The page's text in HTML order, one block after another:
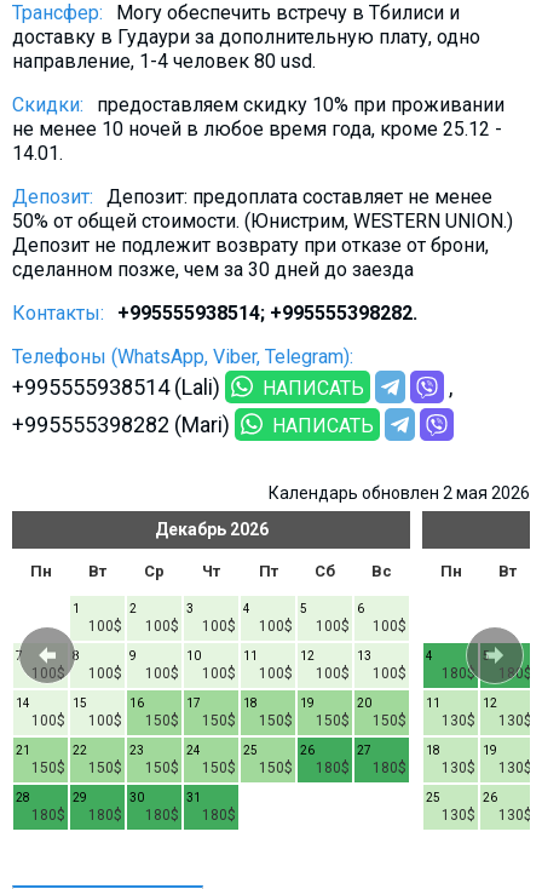
Трансфер:
Могу обеспечить встречу в Тбилиси и
доставку в Гудаури за дополнительную плату, одно
направление, 1-4 человек 80 usd.
Скидки:
предоставляем скидку 10% при проживании
не менее 10 ночей в любое время года, кроме 25.12 -
14.01.
Депозит:
Депозит: предоплата составляет не менее
50% от общей стоимости. (Юнистрим, WESTERN UNION.)
Депозит не подлежит возврату при отказе от брони,
сделанном позже, чем за 30 дней до заезда
Контакты:
+995555938514; +995555398282.
Телефоны (WhatsApp, Viber, Telegram):
+995555938514 (Lali) НАПИСАТЬ
+995555398282 (Mari) НАПИСАТЬ
Календарь обновлен 2 мая 2026
Декабрь 2026
Пн Вт Ср Чт Пт Сб Вс
100$
1
100$
2
100$
3
100$
4
100$
5
100$
6
100$
7
100$
8
100$
9
100$
10
100$
11
100$
12
100$
13
100$
14
100$
15
150$
16
150$
17
150$
18
150$
19
150$
20
150$
21
150$
22
150$
23
150$
24
150$
25
180$
26
180$
27
180$
28
180$
29
180$
30
180$
31
Пн Вт
180$
4
180$
5
130$
11
130$
12
130$
18
130$
19
130$
25
130$
26